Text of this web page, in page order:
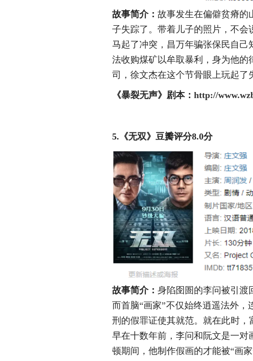
故事简介： 故事发生在偏僻贫瘠的
子失踪了。带着儿子的照片，不会
马起了冲突，昌万年骗张保民自己
法收购煤矿以牟取暴利，身为他
司，徐文杰在这个节骨眼上玩起了
《暴裂无声》 剧本： http://
5.《无双》豆瓣评分8.0分
故事简介： 身陷囹圄的李问被引渡
而首脑“画家”不仅始终逍遥法外
刑的假罪证使其就范。就在此时
早在十数年前，李问和阮文是一对
顿期间，他制作假画的才能被“画